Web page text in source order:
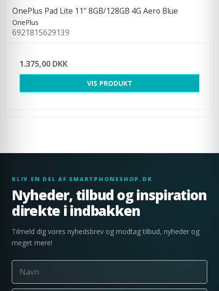
OnePlus Pad Lite 11'' 8GB/128GB 4G Aero Blue
OnePlus
6921815629139
1.375,00 DKK
VIS PRODUKT
BLIV EN DEL AF SMARTPHONESHOP.DK
Nyheder, tilbud og inspiration
direkte i indbakken
Tilmeld dig vores nyhedsbrev og modtag tilbud, nyheder og
meget mere!